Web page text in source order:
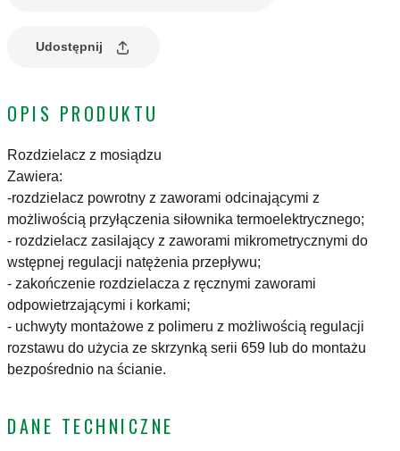
Udostępnij
OPIS PRODUKTU
Rozdzielacz z mosiądzu
Zawiera:
-rozdzielacz powrotny z zaworami odcinającymi z
możliwością przyłączenia siłownika termoelektrycznego;
- rozdzielacz zasilający z zaworami mikrometrycznymi do
wstępnej regulacji natężenia przepływu;
- zakończenie rozdzielacza z ręcznymi zaworami
odpowietrzającymi i korkami;
- uchwyty montażowe z polimeru z możliwością regulacji
rozstawu do użycia ze skrzynką serii 659 lub do montażu
bezpośrednio na ścianie.
DANE TECHNICZNE